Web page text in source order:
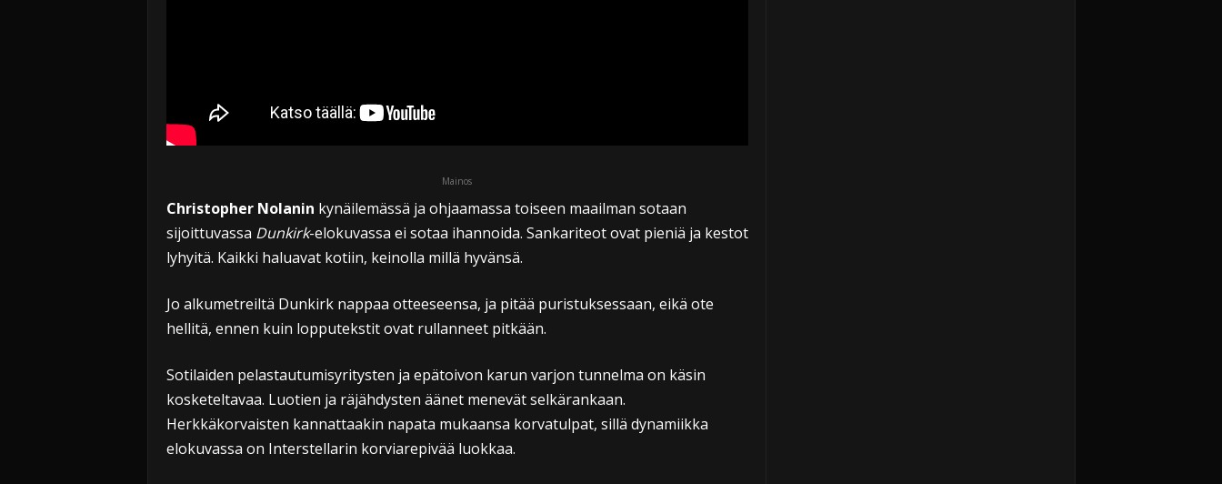
Mainos
Christopher Nolanin kynäilemässä ja ohjaamassa toiseen maailman sotaan
sijoittuvassa Dunkirk-elokuvassa ei sotaa ihannoida. Sankariteot ovat pieniä ja kestot
lyhyitä. Kaikki haluavat kotiin, keinolla millä hyvänsä.
Jo alkumetreiltä Dunkirk nappaa otteeseensa, ja pitää puristuksessaan, eikä ote
hellitä, ennen kuin lopputekstit ovat rullanneet pitkään.
Sotilaiden pelastautumisyritysten ja epätoivon karun varjon tunnelma on käsin
kosketeltavaa. Luotien ja räjähdysten äänet menevät selkärankaan.
Herkkäkorvaisten kannattaakin napata mukaansa korvatulpat, sillä dynamiikka
elokuvassa on Interstellarin korviarepivää luokkaa.